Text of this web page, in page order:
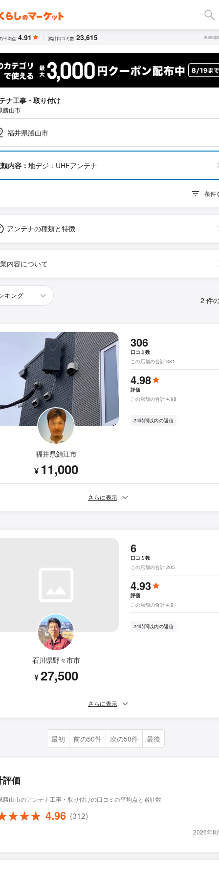
平均点 4.91 累計口コミ数 23,615 2026
ナ工事・取り付け
勝山市
福井県勝山市
内容： 地デジ：UHFアンテナ
条件
アンテナの種類と特徴
内容について
2 件
福井県鯖江市
¥ 11,000
306
口コミ数
この店舗の合計 381
4.98
評価
この店舗の合計 4.98
24時間以内の返信
さらに表示
石川県野々市市
¥27,500
6
口コミ数
この店舗の合計 205
4.93
評価
この店舗の合計 4.91
24時間以内の返信
さらに表示
最初 前の50件 次の50件 最後
評価
勝山市のアンテナ工事・取り付けの口コミの平均点と累計数
4.96 (312)
2026年8